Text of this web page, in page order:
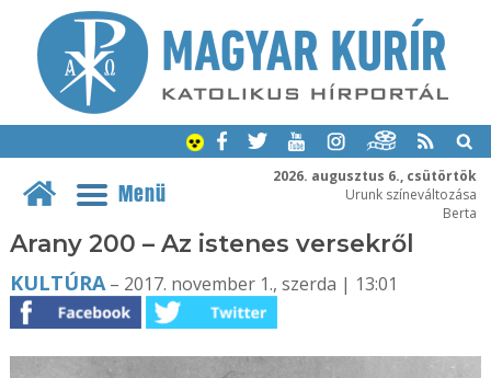
2026. augusztus 6., csütörtök
Urunk színeváltozása
Berta
Menü
Arany 200 – Az istenes versekről
KULTÚRA– 2017. november 1., szerda | 13:01